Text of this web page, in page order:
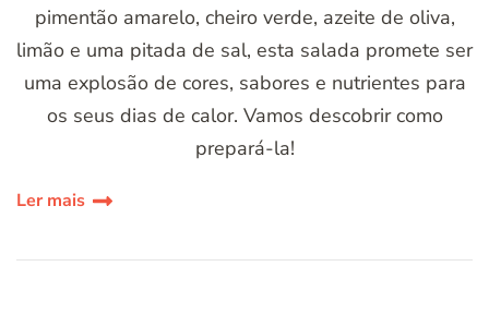
pimentão amarelo, cheiro verde, azeite de oliva,
limão e uma pitada de sal, esta salada promete ser
uma explosão de cores, sabores e nutrientes para
os seus dias de calor. Vamos descobrir como
prepará-la!
Ler mais